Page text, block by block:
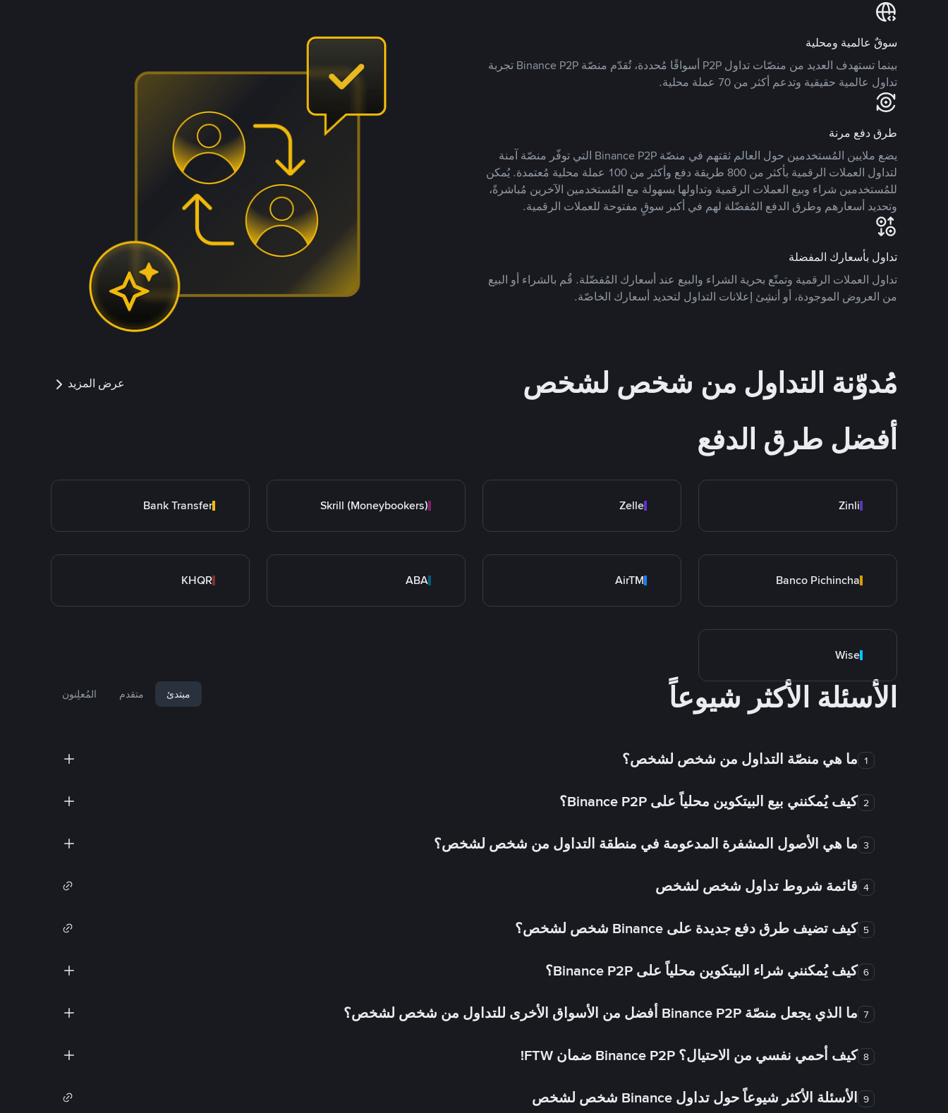
سوقٌ عالمية ومحلية
بينما تستهدف العديد من منصّات تداول P2P أسواقًا مُحددة، تُقدّم منصّة Binance P2P تجربة
تداول عالمية حقيقية وتدعم أكثر من 70 عملة محلية.
طرق دفع مرنة
يضع ملايين المُستخدمين حول العالم ثقتهم في منصّة Binance P2P التي توفّر منصّة آمنة
لتداول العملات الرقمية بأكثر من 800 طريقة دفع وأكثر من 100 عملة محلية مُعتمدة. يُمكن
للمُستخدمين شراء وبيع العملات الرقمية وتداولها بسهولة مع المُستخدمين الآخرين مُباشرةً،
وتحديد أسعارهم وطرق الدفع المُفضّلة لهم في أكبر سوقٍ مفتوحة للعملات الرقمية.
تداول بأسعارك المفضلة
تداول العملات الرقمية وتمتّع بحرية الشراء والبيع عند أسعارك المُفضّلة. قُم بالشراء أو البيع
من العروض الموجودة، أو أنشِئ إعلانات التداول لتحديد أسعارك الخاصّة.
مُدوّنة التداول من شخص لشخص عرض المزيد
أفضل طرق الدفع
Zinli
Zelle
Skrill (Moneybookers)
Bank Transfer
Banco Pichincha
AirTM
ABA
KHQR
Wise
الأسئلة الأكثر شيوعاً مبتدئ متقدم المُعلِنون
1 ما هي منصّة التداول من شخص لشخص؟
2 كيف يُمكنني بيع البيتكوين محلياً على Binance P2P؟
3 ما هي الأصول المشفرة المدعومة في منطقة التداول من شخص لشخص؟
4 قائمة شروط تداول شخص لشخص
5 كيف تضيف طرق دفع جديدة على Binance شخص لشخص؟
6 كيف يُمكنني شراء البيتكوين محلياً على Binance P2P؟
7 ما الذي يجعل منصّة Binance P2P أفضل من الأسواق الأخرى للتداول من شخص لشخص؟
8 كيف أحمي نفسي من الاحتيال؟ Binance P2P ضمان FTW!
9 الأسئلة الأكثر شيوعاً حول تداول Binance شخص لشخص